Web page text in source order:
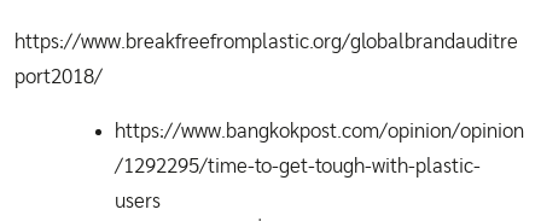
https://www.breakfreefromplastic.org/globalbrandauditre
port2018/
https://www.bangkokpost.com/opinion/opinion
/1292295/time-to-get-tough-with-plastic-
users